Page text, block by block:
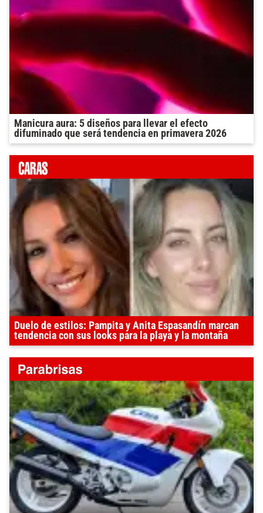
Manicura aura: 5 diseños para llevar el efecto
difuminado que será tendencia en primavera 2026
Duelo de estilos: Pampita y Anita Espasandín marcan
tendencia con sus looks para la playa y la montaña